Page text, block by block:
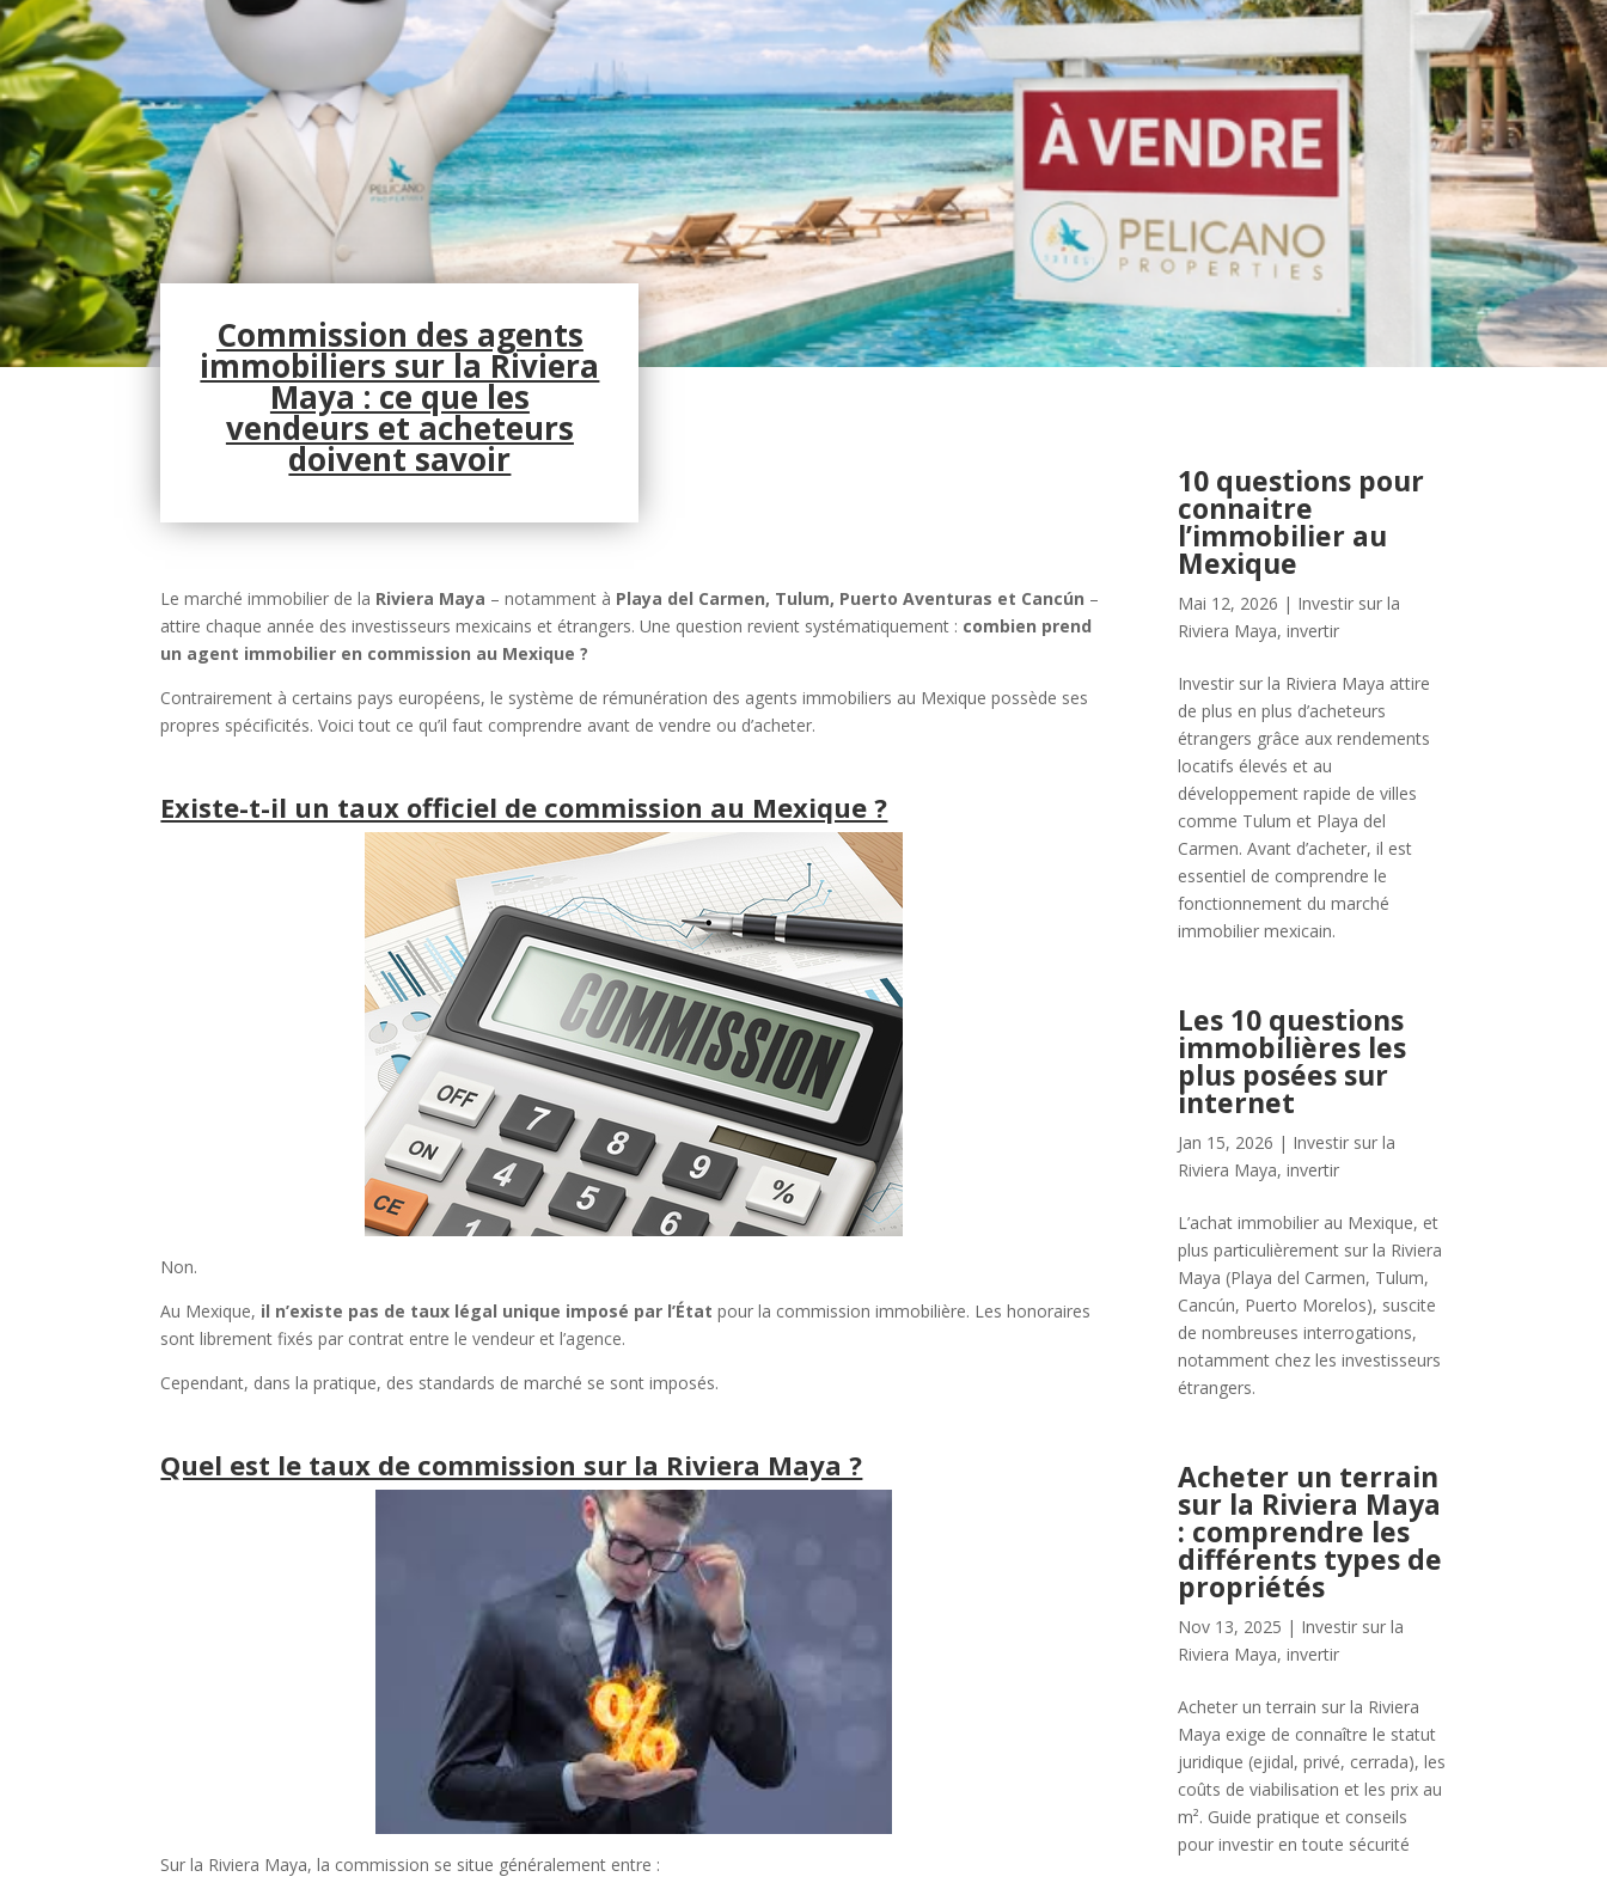
Commission des agents
immobiliers sur la Riviera
Maya : ce que les
vendeurs et acheteurs
doivent savoir
Le marché immobilier de la Riviera Maya – notamment à Playa del Carmen, Tulum, Puerto Aventuras et Cancún –
attire chaque année des investisseurs mexicains et étrangers. Une question revient systématiquement : combien prend
un agent immobilier en commission au Mexique ?
Contrairement à certains pays européens, le système de rémunération des agents immobiliers au Mexique possède ses
propres spécificités. Voici tout ce qu’il faut comprendre avant de vendre ou d’acheter.
Existe-t-il un taux officiel de commission au Mexique ?
Non.
Au Mexique, il n’existe pas de taux légal unique imposé par l’État pour la commission immobilière. Les honoraires
sont librement fixés par contrat entre le vendeur et l’agence.
Cependant, dans la pratique, des standards de marché se sont imposés.
Quel est le taux de commission sur la Riviera Maya ?
Sur la Riviera Maya, la commission se situe généralement entre :
10 questions pour
connaitre
l’immobilier au
Mexique
Mai 12, 2026 | Investir sur la
Riviera Maya,invertir
Investir sur la Riviera Maya attire
de plus en plus d’acheteurs
étrangers grâce aux rendements
locatifs élevés et au
développement rapide de villes
comme Tulum et Playa del
Carmen. Avant d’acheter, il est
essentiel de comprendre le
fonctionnement du marché
immobilier mexicain.
Les 10 questions
immobilières les
plus posées sur
internet
Jan 15, 2026 | Investir sur la
Riviera Maya,invertir
L’achat immobilier au Mexique, et
plus particulièrement sur la Riviera
Maya (Playa del Carmen, Tulum,
Cancún, Puerto Morelos), suscite
de nombreuses interrogations,
notamment chez les investisseurs
étrangers.
Acheter un terrain
sur la Riviera Maya
: comprendre les
différents types de
propriétés
Nov 13, 2025 | Investir sur la
Riviera Maya,invertir
Acheter un terrain sur la Riviera
Maya exige de connaître le statut
juridique (ejidal, privé, cerrada), les
coûts de viabilisation et les prix au
m². Guide pratique et conseils
pour investir en toute sécurité